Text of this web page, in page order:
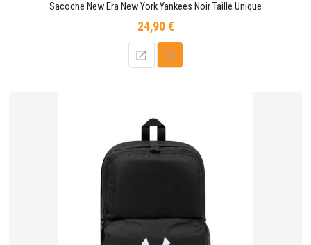
Sacoche New Era New York Yankees Noir Taille Unique
24,90 €Prix